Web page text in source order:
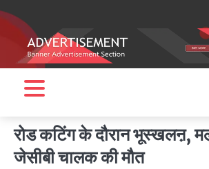
रोड कटिंग के दौरान भूस्खलऩ,
जेसीबी चालक की मौत